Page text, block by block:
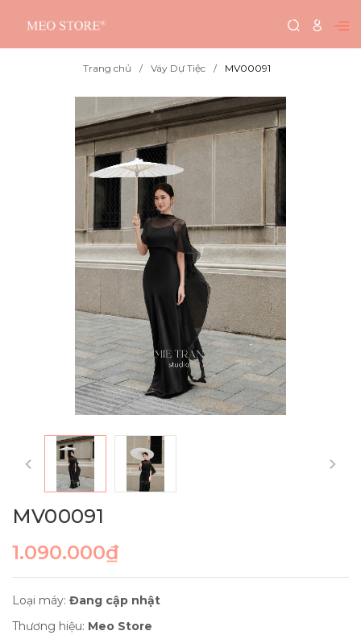
Trang chủ Váy Dự Tiệc MV00091
MV00091
1.090.000₫
Loại máy: Đang cập nhật
Thương hiệu: Meo Store